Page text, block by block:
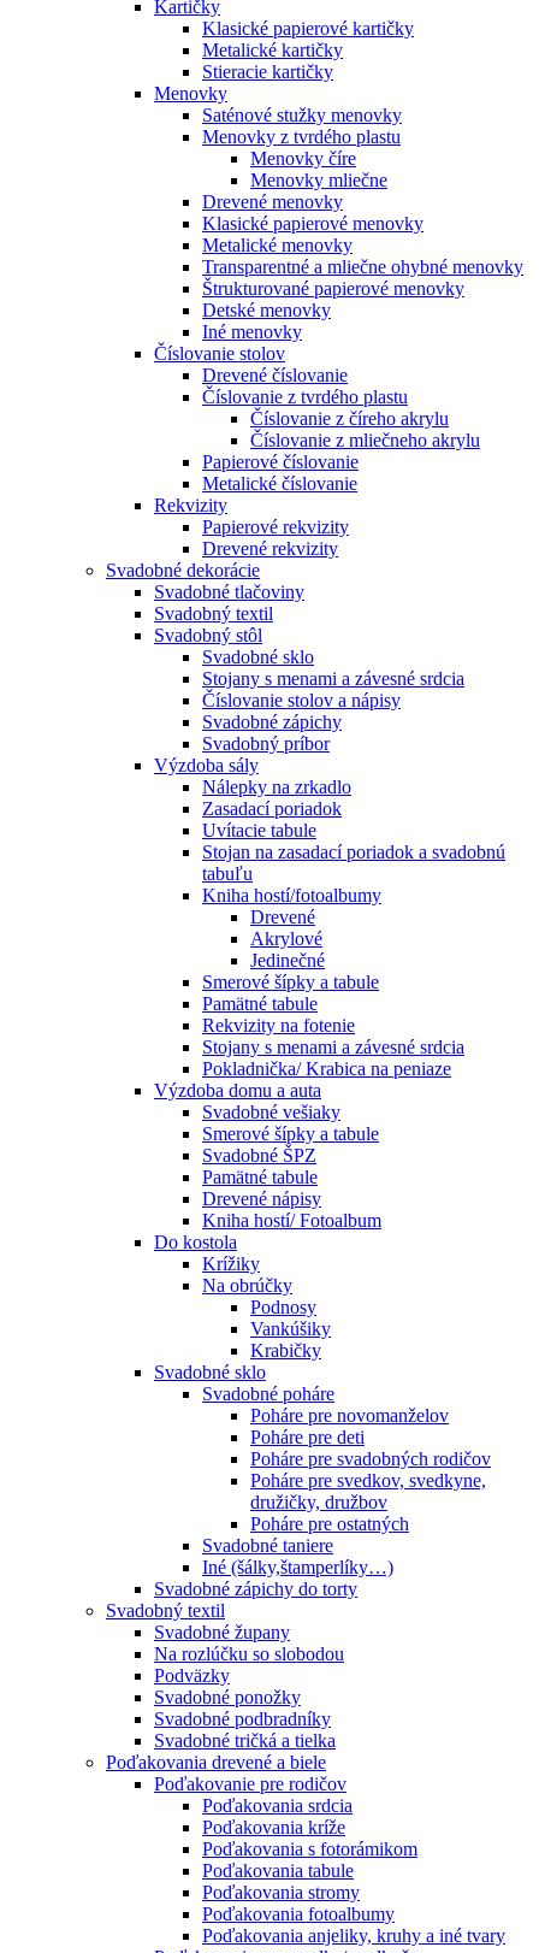
Kartičky
Klasické papierové kartičky
Metalické kartičky
Stieracie kartičky
Menovky
Saténové stužky menovky
Menovky z tvrdého plastu
Menovky číre
Menovky mliečne
Drevené menovky
Klasické papierové menovky
Metalické menovky
Transparentné a mliečne ohybné menovky
Štrukturované papierové menovky
Detské menovky
Iné menovky
Číslovanie stolov
Drevené číslovanie
Číslovanie z tvrdého plastu
Číslovanie z číreho akrylu
Číslovanie z mliečneho akrylu
Papierové číslovanie
Metalické číslovanie
Rekvizity
Papierové rekvizity
Drevené rekvizity
Svadobné dekorácie
Svadobné tlačoviny
Svadobný textil
Svadobný stôl
Svadobné sklo
Stojany s menami a závesné srdcia
Číslovanie stolov a nápisy
Svadobné zápichy
Svadobný príbor
Výzdoba sály
Nálepky na zrkadlo
Zasadací poriadok
Uvítacie tabule
Stojan na zasadací poriadok a svadobnú
tabuľu
Kniha hostí/fotoalbumy
Drevené
Akrylové
Jedinečné
Smerové šípky a tabule
Pamätné tabule
Rekvizity na fotenie
Stojany s menami a závesné srdcia
Pokladnička/ Krabica na peniaze
Výzdoba domu a auta
Svadobné vešiaky
Smerové šípky a tabule
Svadobné ŠPZ
Pamätné tabule
Drevené nápisy
Kniha hostí/ Fotoalbum
Do kostola
Krížiky
Na obrúčky
Podnosy
Vankúšiky
Krabičky
Svadobné sklo
Svadobné poháre
Poháre pre novomanželov
Poháre pre deti
Poháre pre svadobných rodičov
Poháre pre svedkov, svedkyne,
družičky, družbov
Poháre pre ostatných
Svadobné taniere
Iné (šálky,štamperlíky…)
Svadobné zápichy do torty
Svadobný textil
Svadobné župany
Na rozlúčku so slobodou
Podväzky
Svadobné ponožky
Svadobné podbradníky
Svadobné tričká a tielka
Poďakovania drevené a biele
Poďakovanie pre rodičov
Poďakovania srdcia
Poďakovania kríže
Poďakovania s fotorámikom
Poďakovania tabule
Poďakovania stromy
Poďakovania fotoalbumy
Poďakovania anjeliky, kruhy a iné tvary